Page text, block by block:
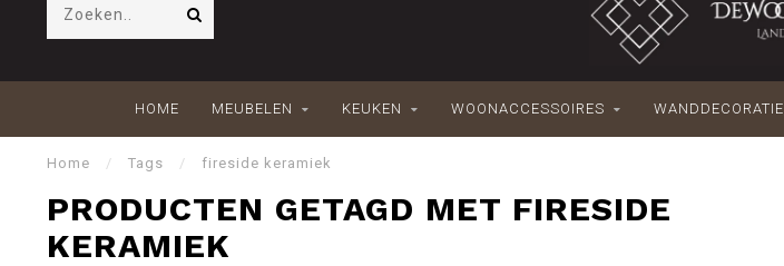
HOME MEUBELEN KEUKEN WOONACCESSOIRES WANDDECORATIE
Home / Tags / fireside keramiek
PRODUCTEN GETAGD MET FIRESIDE
KERAMIEK